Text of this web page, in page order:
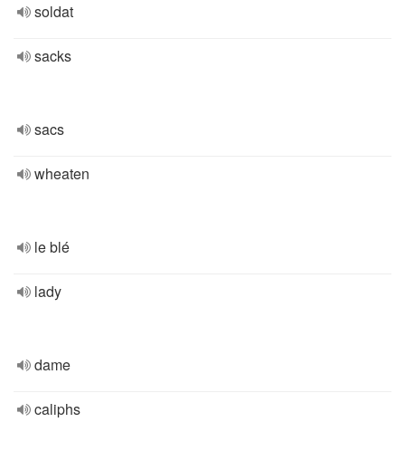
soldat
sacks
sacs
wheaten
le blé
lady
dame
caliphs